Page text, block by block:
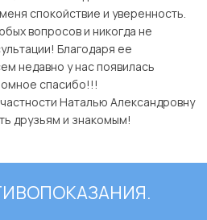
спокойствие и уверенность.
вопросов и никогда не
Благодаря ее
недавно у нас появилась
спасибо!!!
Наталью Александровну
друзьям и знакомым!